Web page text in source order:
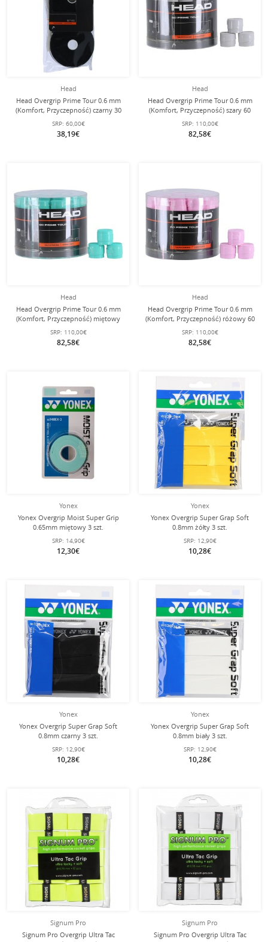
Head
Head Overgrip Prime Tour 0.6 mm
(Komfort, Przyczepność) czarny 30
sztuk w opakowaniu
SRP: 60,00€
38,19€
Head
Head Overgrip Prime Tour 0.6 mm
(Komfort, Przyczepność) szary 60
sztuk
SRP: 110,00€
82,58€
Head
Head Overgrip Prime Tour 0.6 mm
(Komfort, Przyczepność) miętowy
60 sztuk
SRP: 110,00€
82,58€
Head
Head Overgrip Prime Tour 0.6 mm
(Komfort, Przyczepność) różowy 60
sztuk
SRP: 110,00€
82,58€
Yonex
Yonex Overgrip Moist Super Grip
0.65mm miętowy 3 szt.
SRP: 14,90€
12,30€
Yonex
Yonex Overgrip Super Grap Soft
0.8mm żółty 3 szt.
SRP: 12,90€
10,28€
Yonex
Yonex Overgrip Super Grap Soft
0.8mm czarny 3 szt.
SRP: 12,90€
10,28€
Yonex
Yonex Overgrip Super Grap Soft
0.8mm biały 3 szt.
SRP: 12,90€
10,28€
Signum Pro
Signum Pro Overgrip Ultra Tac
Signum Pro
Signum Pro Overgrip Ultra Tac